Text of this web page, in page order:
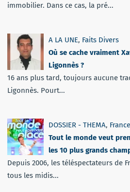
immobilier. Dans ce cas, la pré...
A LA UNE, Faits Divers
Où se cache vraiment
Ligonnès ?
16 ans plus tard, toujours aucune
Ligonnès. Pourt...
DOSSIER - THEMA, France
Tout le monde veut
les 10 plus grands
Depuis 2006, les téléspectateurs de
tous les midis...